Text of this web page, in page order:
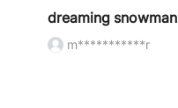
dreaming snowman
m***********r